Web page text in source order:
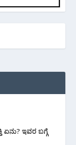
ಏನು? ಇವರ ಬಗ್ಗೆ